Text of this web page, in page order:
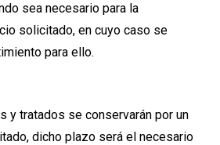
sea necesario para la
solicitado, en cuyo caso se
para ello.
y tratados se conservarán por un
dicho plazo será el necesario